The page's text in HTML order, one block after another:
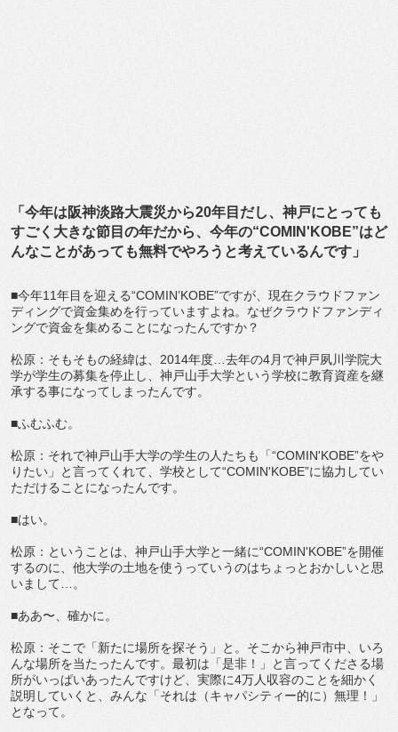
「今年は阪神淡路大震災から20年目だし、神戸にとっても
すごく大きな節目の年だから、今年の“COMIN'KOBE”はど
んなことがあっても無料でやろうと考えているんです」
■今年11年目を迎える“COMIN’KOBE”ですが、現在クラウドファン
ディングで資金集めを行っていますよね。なぜクラウドファンディ
ングで資金を集めることになったんですか？
松原：そもそもの経緯は、2014年度…去年の4月で神戸夙川学院大
学が学生の募集を停止し、神戸山手大学という学校に教育資産を継
承する事になってしまったんです。
■ふむふむ。
松原：それで神戸山手大学の学生の人たちも「“COMIN'KOBE”をや
りたい」と言ってくれて、学校として“COMIN'KOBE”に協力してい
ただけることになったんです。
■はい。
松原：ということは、神戸山手大学と一緒に“COMIN'KOBE”を開催
するのに、他大学の土地を使うっていうのはちょっとおかしいと思
いまして…。
■ああ〜、確かに。
松原：そこで「新たに場所を探そう」と。そこから神戸市中、いろ
んな場所を当たったんです。最初は「是非！」と言ってくださる場
所がいっぱいあったんですけど、実際に4万人収容のことを細かく
説明していくと、みんな「それは（キャパシティー的に）無理！」
となって。